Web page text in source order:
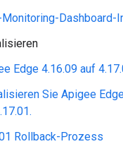
Monitoring-Dashboard-
Edge 4.16.09 auf
Sie Apigee
Rollback-Prozess